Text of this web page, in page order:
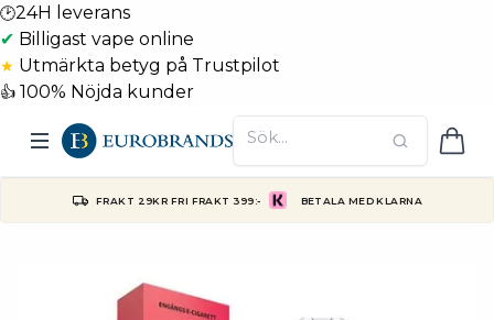
🕑24H leverans
✔ Billigast vape online
★ Utmärkta betyg på Trustpilot
👍 100% Nöjda kunder
FRAKT 29KR FRI FRAKT 399:- BETALA MED KLARNA